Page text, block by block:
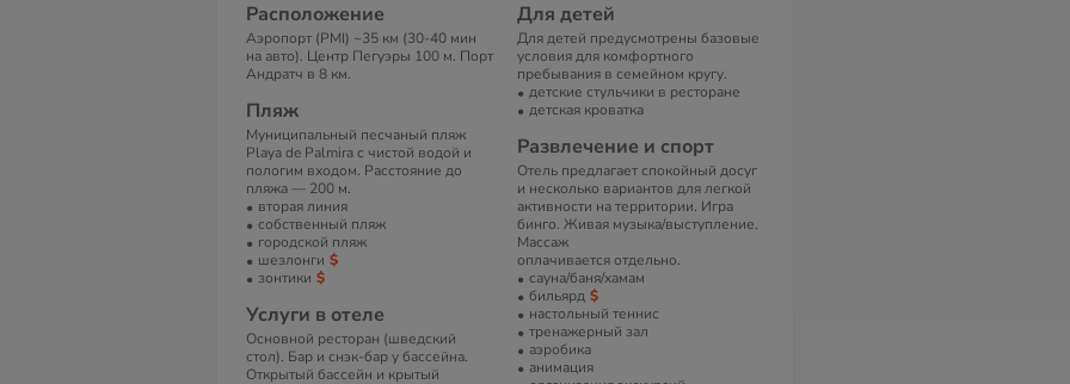
Расположение
Аэропорт (PMI) ~35 км (30-40 мин
на авто). Центр Пегуэры 100 м. Порт
Андратч в 8 км.
Пляж
Муниципальный песчаный пляж
Playa de Palmira с чистой водой и
пологим входом. Расстояние до
пляжа — 200 м.
вторая линия
собственный пляж
городской пляж
шезлонги
зонтики
Услуги в отеле
Основной ресторан (шведский
стол). Бар и снэк-бар у бассейна.
Открытый бассейн и крытый
Для детей
Для детей предусмотрены базовые
условия для комфортного
пребывания в семейном кругу.
детские стульчики в ресторане
детская кроватка
Развлечение и спорт
Отель предлагает спокойный досуг
и несколько вариантов для легкой
активности на территории. Игра
бинго. Живая музыка/выступление.
Массаж
оплачивается отдельно.
сауна/баня/хамам
бильярд
настольный теннис
тренажерный зал
аэробика
анимация